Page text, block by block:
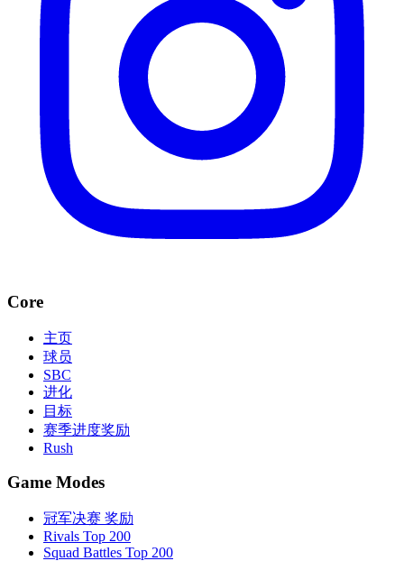
Core
主页
球员
SBC
进化
目标
赛季进度奖励
Rush
Game Modes
冠军决赛 奖励
Rivals Top 200
Squad Battles Top 200